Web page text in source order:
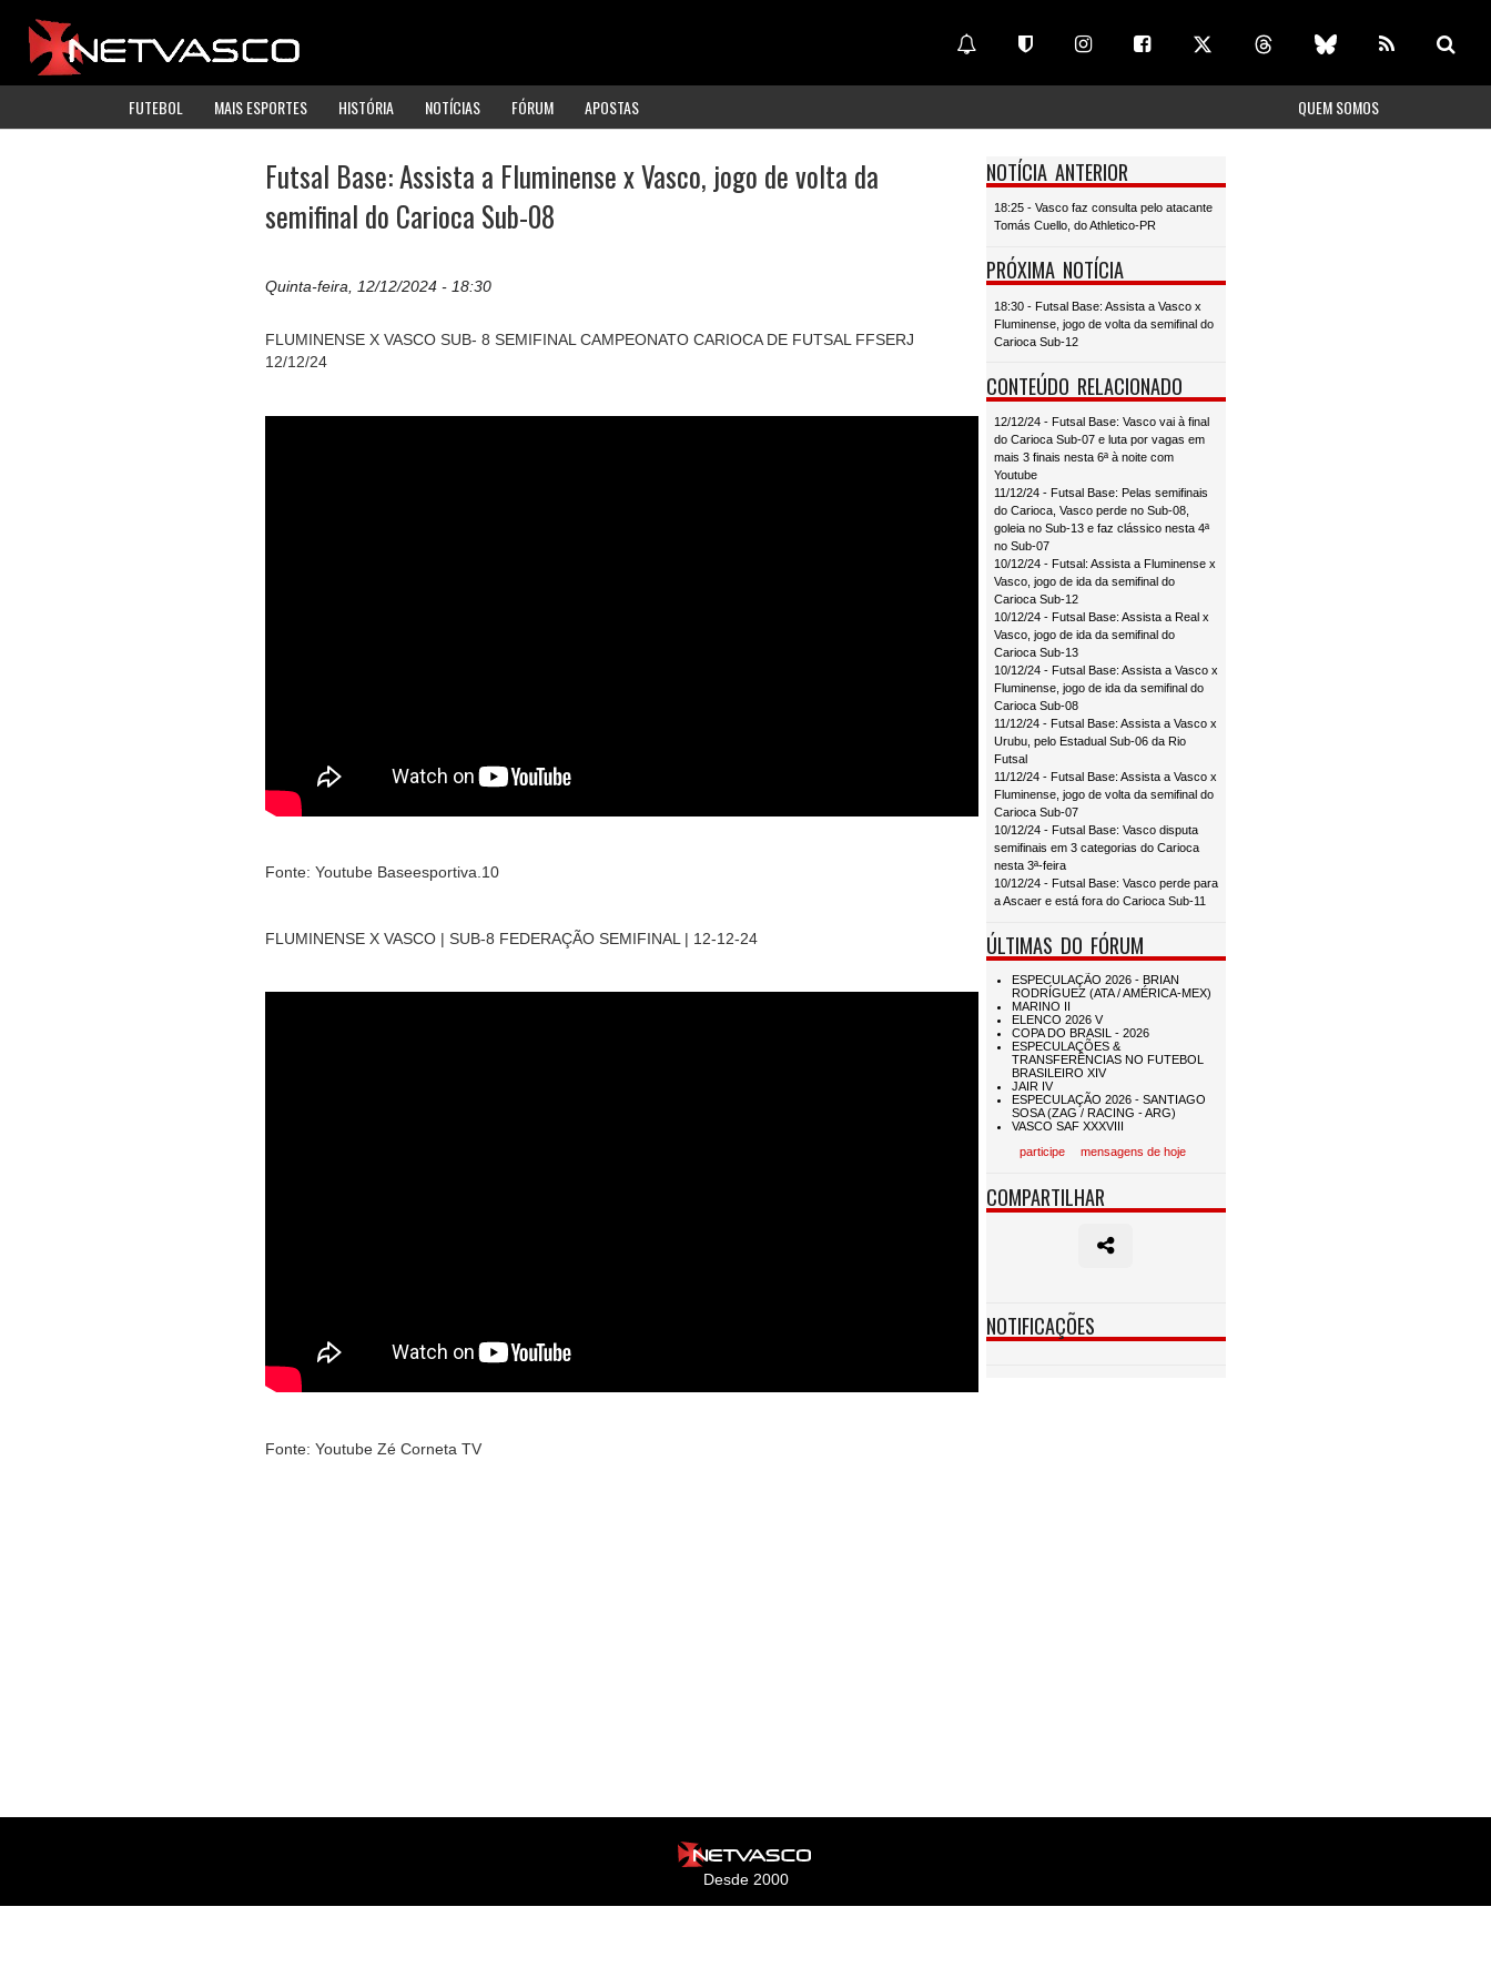
FUTEBOL MAIS ESPORTES HISTÓRIA NOTÍCIAS FÓRUM APOSTAS QUEM SOMOS
Futsal Base: Assista a Fluminense x Vasco, jogo de volta da
semifinal do Carioca Sub-08
Quinta-feira, 12/12/2024 - 18:30
FLUMINENSE X VASCO SUB- 8 SEMIFINAL CAMPEONATO CARIOCA DE FUTSAL FFSERJ
12/12/24
Fonte: Youtube Baseesportiva.10
FLUMINENSE X VASCO | SUB-8 FEDERAÇÃO SEMIFINAL | 12-12-24
Fonte: Youtube Zé Corneta TV
NOTÍCIA ANTERIOR
18:25 - Vasco faz consulta pelo atacante
Tomás Cuello, do Athletico-PR
PRÓXIMA NOTÍCIA
18:30 - Futsal Base: Assista a Vasco x
Fluminense, jogo de volta da semifinal do
Carioca Sub-12
CONTEÚDO RELACIONADO
12/12/24 - Futsal Base: Vasco vai à final
do Carioca Sub-07 e luta por vagas em
mais 3 finais nesta 6ª à noite com
Youtube
11/12/24 - Futsal Base: Pelas semifinais
do Carioca, Vasco perde no Sub-08,
goleia no Sub-13 e faz clássico nesta 4ª
no Sub-07
10/12/24 - Futsal: Assista a Fluminense x
Vasco, jogo de ida da semifinal do
Carioca Sub-12
10/12/24 - Futsal Base: Assista a Real x
Vasco, jogo de ida da semifinal do
Carioca Sub-13
10/12/24 - Futsal Base: Assista a Vasco x
Fluminense, jogo de ida da semifinal do
Carioca Sub-08
11/12/24 - Futsal Base: Assista a Vasco x
Urubu, pelo Estadual Sub-06 da Rio
Futsal
11/12/24 - Futsal Base: Assista a Vasco x
Fluminense, jogo de volta da semifinal do
Carioca Sub-07
10/12/24 - Futsal Base: Vasco disputa
semifinais em 3 categorias do Carioca
nesta 3ª-feira
10/12/24 - Futsal Base: Vasco perde para
a Ascaer e está fora do Carioca Sub-11
ÚLTIMAS DO FÓRUM
participe mensagens de hoje
COMPARTILHAR
NOTIFICAÇÕES
Desde 2000